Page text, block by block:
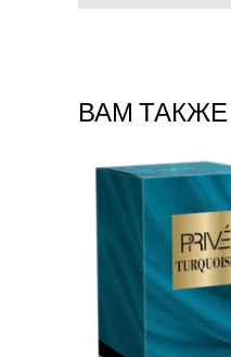
ВАМ